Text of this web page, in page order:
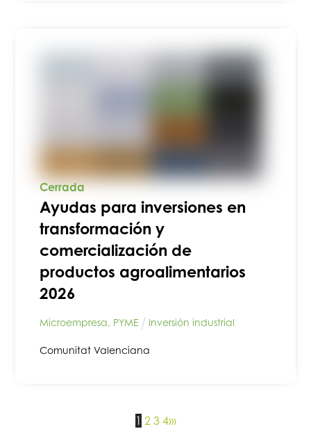
Cerrada
Ayudas para inversiones en
transformación y
comercialización de
productos agroalimentarios
2026
Microempresa, PYME Inversión industrial
Comunitat Valenciana
1 2 3 4›»